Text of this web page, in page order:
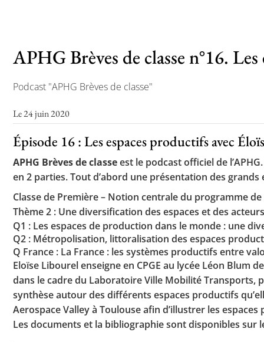
APHG Brèves de classe n°16.
Podcast "APHG Brèves de classe"
Le 24 juin 2020
Épisode 16 : Les espaces productifs avec
APHG Brèves de classeest le podcast officiel de
en 2 parties. Tout d’abord une présentation des
Classe de Première – Notion centrale du programme
Thème 2 : Une diversification des espaces et des
Q1 : Les espaces de production dans le monde : une
Q2 : Métropolisation, littoralisation des espaces
Q France : La France : les systèmes productifs entre
Eloïse Libourel enseigne en CPGE au lycée Léon Blum
dans le cadre du Laboratoire Ville Mobilité
synthèse autour des différents espaces productifs
Aerospace Valley à Toulouse afin d’illustrer les
Les documents et la bibliographie sont disponibles sur